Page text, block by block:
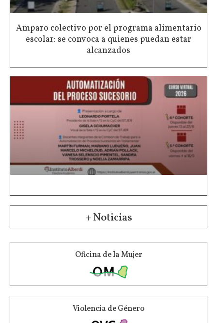
Amparo colectivo por el programa alimentario
escolar: se convoca a quienes puedan estar
alcanzados
+ Noticias
Oficina de la Mujer
Violencia de Género